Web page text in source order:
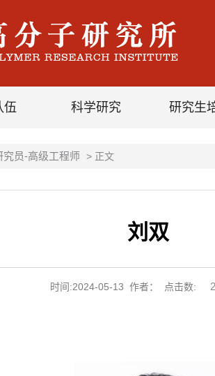
伍 科学研究 研究生
究员-高级工程师 > 正文
刘双
时间:2024-05-13 作者： 点击数: